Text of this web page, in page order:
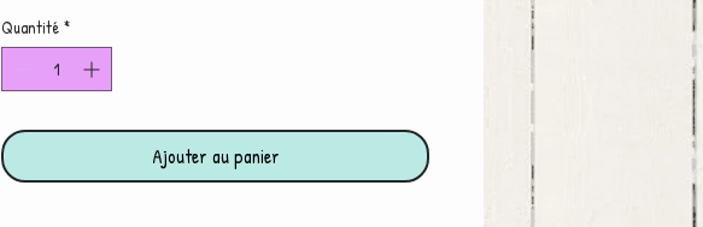
Quantité *
Ajouter au panier